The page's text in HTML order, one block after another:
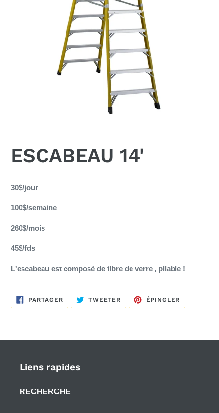
ESCABEAU 14'
d'un
à
panier
30$/jour
100$/semaine
260$/mois
45$/fds
L'escabeau est composé de fibre de verre , pliable !
PARTAGERPARTAGER
SUR
FACEBOOK
TWEETER TWEETER
TWITTER
ÉPINGLER
PINTEREST
Liens rapides
RECHERCHE